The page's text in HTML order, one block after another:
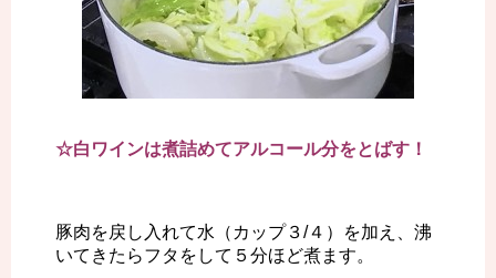
☆白ワインは煮詰めてアルコール分をとばす！
豚肉を戻し入れて水（カップ３/４）を加え、沸
いてきたらフタをして５分ほど煮ます。